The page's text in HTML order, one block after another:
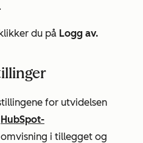
.
du på Logg av.
for utvidelsen
HubSpot-
omvisning i tillegget og